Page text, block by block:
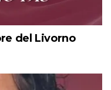
del Livorno